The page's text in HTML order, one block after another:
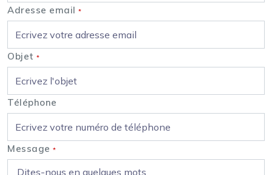
Adresse email *
Objet *
Téléphone
Message *